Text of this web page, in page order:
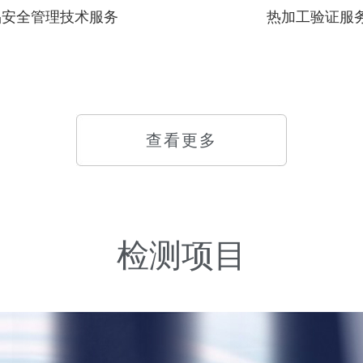
全管理技术服务 热加工验证服
查看更多
检测项目